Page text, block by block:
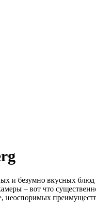
и безумно вкусных
– вот что
неоспоримых